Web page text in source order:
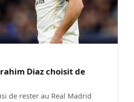
Diaz choisit de
de rester au Real Madrid